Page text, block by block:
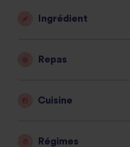
Ingrédient
Repas
Cuisine
Régimes